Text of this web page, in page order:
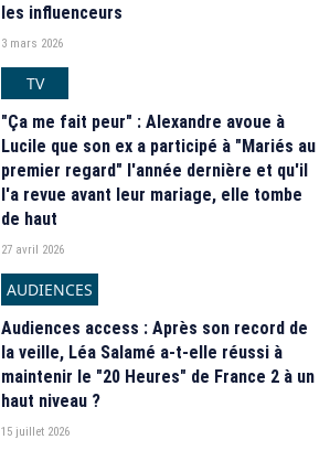
les influenceurs
3 mars 2026
TV
"Ça me fait peur" : Alexandre avoue à
Lucile que son ex a participé à "Mariés au
premier regard" l'année dernière et qu'il
l'a revue avant leur mariage, elle tombe
de haut
27 avril 2026
AUDIENCES
Audiences access : Après son record de
la veille, Léa Salamé a-t-elle réussi à
maintenir le "20 Heures" de France 2 à un
haut niveau ?
15 juillet 2026